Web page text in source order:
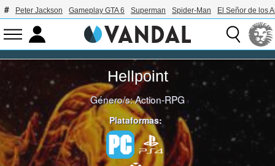
Peter Jackson Gameplay GTA 6 Superman Spider-Man El Señor de los
Hellpoint
Género/s:Action-RPG
Plataformas: